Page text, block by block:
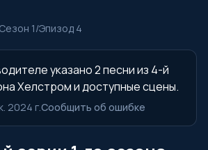
Сезон 1/Эпизод 4
указано 2 песни из 4-й
Хелстром и доступные сцены.
2024 г.Сообщить об ошибке